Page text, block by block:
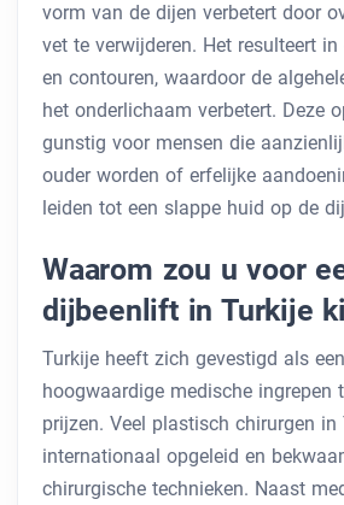
vorm van de dijen verbetert door
vet te verwijderen. Het resulteert
en contouren, waardoor de
het onderlichaam verbetert. Deze
gunstig voor mensen die
ouder worden of erfelijke
leiden tot een slappe huid op de
Waarom zou u voor
dijbeenlift in Turkije
Turkije heeft zich gevestigd als
hoogwaardige medische ingrepen
prijzen. Veel plastisch chirurgen in
internationaal opgeleid en
chirurgische technieken. Naast